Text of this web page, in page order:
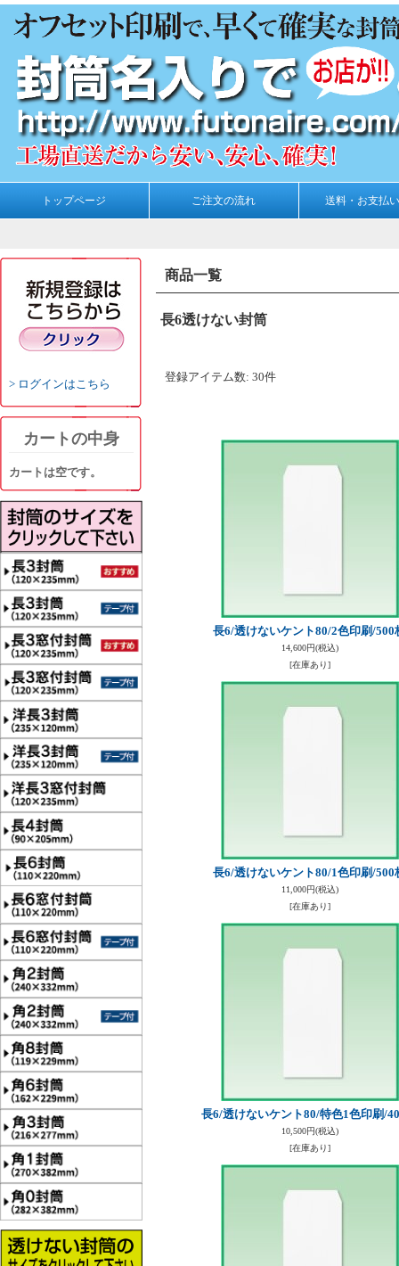
トップページ ご注文の流れ 送料・お支払
ログインはこちら
カートの中身
カートは空です。
商品一覧
長6透けない封筒
登録アイテム数: 30件
長6/透けないケント80/2色印刷/500
14,600円(税込)
[在庫あり]
長6/透けないケント80/1色印刷/500
11,000円(税込)
[在庫あり]
長6/透けないケント80/特色1色印刷/
10,500円(税込)
[在庫あり]